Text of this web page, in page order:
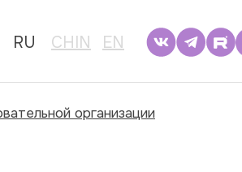
организации
RU CHIN EN